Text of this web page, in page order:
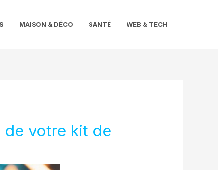
MAISON & DÉCO SANTÉ WEB & TECH
de votre kit de